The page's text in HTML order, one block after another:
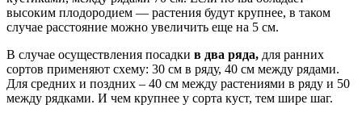
высоким плодородием — растения будут крупнее, в таком
случае расстояние можно увеличить еще на 5 см.
В случае осуществления посадки в два ряда, для ранних
сортов применяют схему: 30 см в ряду, 40 см между рядами.
Для средних и поздних – 40 см между растениями в ряду и 50
между рядками. И чем крупнее у сорта куст, тем шире шаг.